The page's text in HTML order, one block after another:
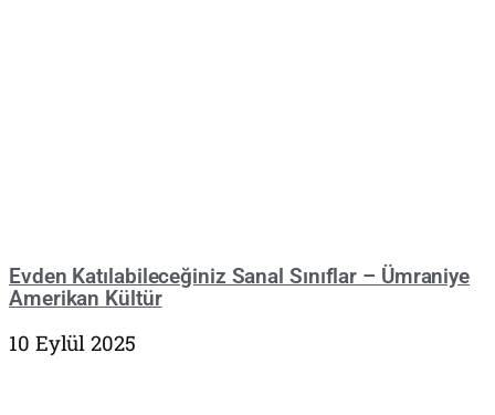
Evden Katılabileceğiniz Sanal Sınıflar – Ümraniye
Amerikan Kültür
10 Eylül 2025